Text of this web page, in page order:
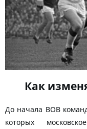
Как
До начала ВОВ
которых